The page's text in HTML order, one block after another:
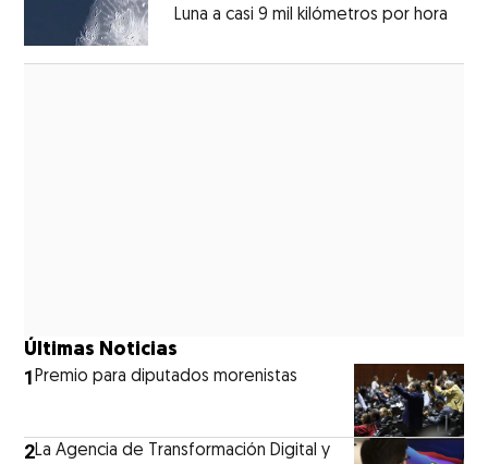
Luna a casi 9 mil kilómetros por hora
Últimas Noticias
1Premio para diputados morenistas
2La Agencia de Transformación Digital y